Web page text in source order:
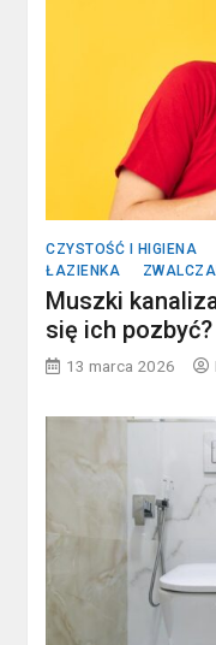
CZYSTOŚĆ I HIGIENA
ŁAZIENKA
Muszki
się ich pozbyć?
13 marca 2026